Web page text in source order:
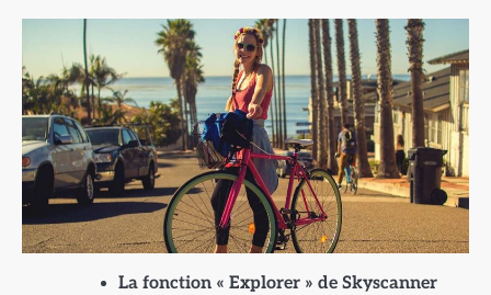
La fonction « Explorer » de Skyscanner